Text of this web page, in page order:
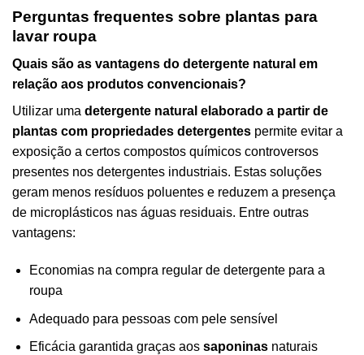
Perguntas frequentes sobre plantas para
lavar roupa
Quais são as vantagens do detergente natural em
relação aos produtos convencionais?
Utilizar uma detergente natural elaborado a partir de
plantas com propriedades detergentes permite evitar a
exposição a certos compostos químicos controversos
presentes nos detergentes industriais. Estas soluções
geram menos resíduos poluentes e reduzem a presença
de microplásticos nas águas residuais. Entre outras
vantagens:
Economias na compra regular de detergente para a
roupa
Adequado para pessoas com pele sensível
Eficácia garantida graças aos saponinasnaturais